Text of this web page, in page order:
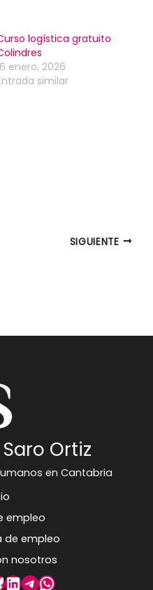
logística gratuito
enero, 2026
similar
SIGUIENTE
Ortiz
en Cantabria
empleo
de empleo
nosotros
LinkedIn
Telegram
WhatsApp